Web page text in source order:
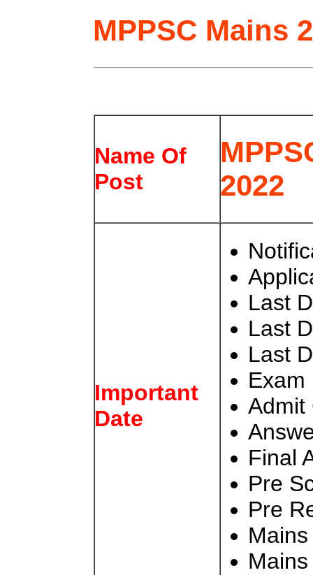
MPPSC Mains
Name Of
Post
2022
Important
Date
Last
Last
Last
Final
Pre
Pre